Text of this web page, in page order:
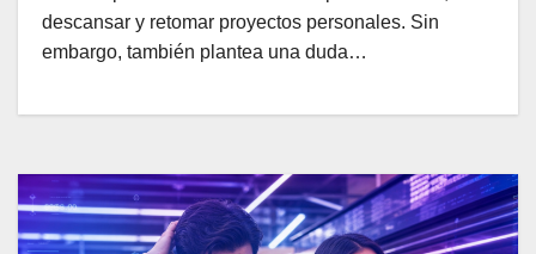
descansar y retomar proyectos personales. Sin
embargo, también plantea una duda…